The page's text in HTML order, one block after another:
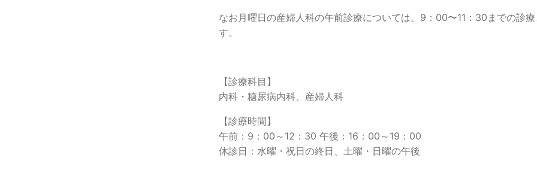
なお月曜日の産婦人科の午前診療については、9：00〜11：30までの診療
す。
【診療科目】
内科・糖尿病内科、産婦人科
【診療時間】
午前：9：00～12：30 午後：16：00～19：00
休診日：水曜・祝日の終日、土曜・日曜の午後